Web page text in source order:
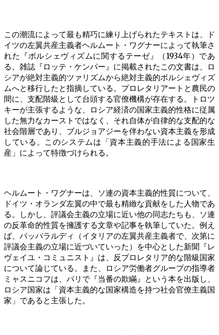
この潮流によって最も精巧に練り上げられたテキストは、ド
イツの左翼共産主義者ヘルムート・ワグナーによって執筆さ
れた『ボルシェヴィズムに関するテーゼ』（1934年）であ
る。雑誌『ロッテ・ケンパー』に掲載されたこの文書は、ロ
シアが絶対主義的ツァリズムから絶対主義的ボルシェヴィズ
ムへと移行したと指摘している。プロレタリアートと農民の
間に、支配階級として台頭する官僚機構が存在する。トロツ
キーが主張するような、ロシア経済の国家主義的性格に従属
した無力なカーストではなく、それ自体が自律的な支配的な
社会階層であり、ブルジョアジーを伴わない資本主義を形成
している。このシステムは「資本主義的手法による国家生
産」によって特徴づけられる。
ヘルムート・ワグナーは、ソ連の資本主義的性質について、
ドイツ・オランダ左翼の中で最も精緻な貢献をした人物であ
る。しかし、評議会主義の立場に近い他の同志たちも、ソ連
の反革命的性質を擁護する文章や記事を執筆していた。例え
ば、パッパラルディ（イタリアの左翼共産主義者で、次第に
評議会主義の立場に近づいていった）を中心とした新聞『レ
ヴェイユ・コミュニスト』は、反プロレタリア的な階級国家
について論じている。また、ロシア労働者グループの指導者
ミャスニコフは、パリで『当番の欺瞞』という本を出版し、
ロシア国家は「資本主義的な国家構造を持つ社会官僚主義国
家」であると主張した。